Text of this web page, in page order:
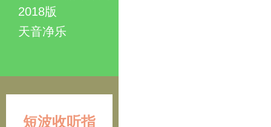
2018版
天音净乐
短波收听指